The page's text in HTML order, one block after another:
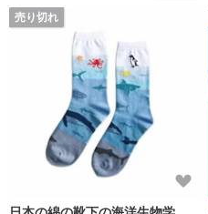
売り切れ